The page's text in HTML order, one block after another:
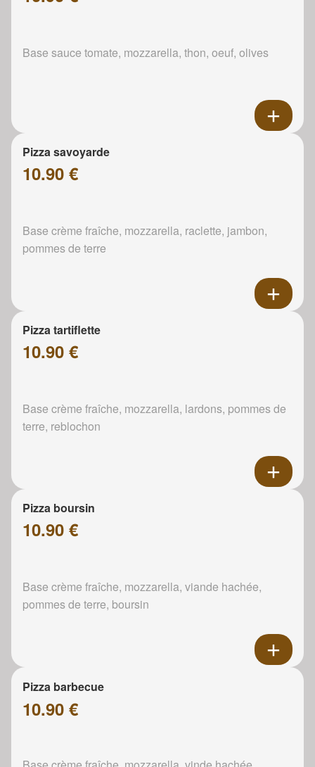
Base sauce tomate, mozzarella, thon, oeuf, olives
Pizza savoyarde
10.90 €
Base crème fraîche, mozzarella, raclette, jambon,
pommes de terre
Pizza tartiflette
10.90 €
Base crème fraîche, mozzarella, lardons, pommes de
terre, reblochon
Pizza boursin
10.90 €
Base crème fraîche, mozzarella, viande hachée,
pommes de terre, boursin
Pizza barbecue
10.90 €